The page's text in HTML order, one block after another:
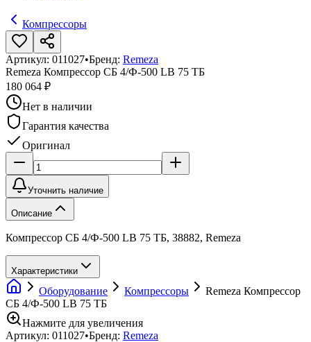
Компрессоры
Артикул: 011027•Бренд: Remeza
Remeza Компрессор СБ 4/Ф-500 LB 75 ТБ
180 064 ₽
Нет в наличии
Гарантия качества
Оригинал
Уточнить наличие
Описание
Компрессор СБ 4/Ф-500 LB 75 ТБ, 38882, Remeza
Характеристики
Оборудование Компрессоры
Remeza Компрессор
СБ 4/Ф-500 LB 75 ТБ
Нажмите для увеличения
Артикул: 011027•Бренд: Remeza